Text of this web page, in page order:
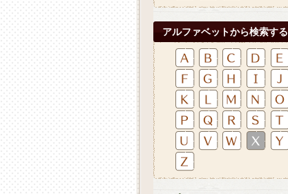
アルファベットから検索する